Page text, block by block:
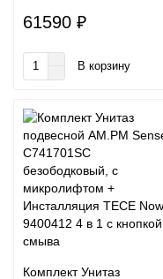
61590 ₽
В корзину
Комплект Унитаз